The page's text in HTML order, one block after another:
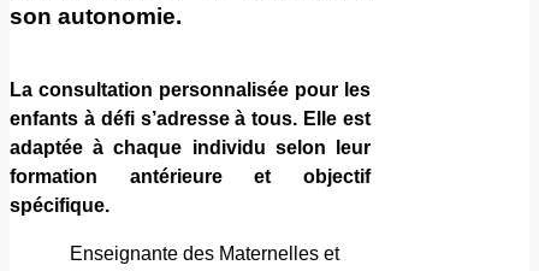
son autonomie.
La consultation personnalisée pour les
enfants à défi s’adresse à tous. Elle est
adaptée àchaque individu selon leur
formation antérieure et objectif
spécifique.
Enseignante des Maternelles et